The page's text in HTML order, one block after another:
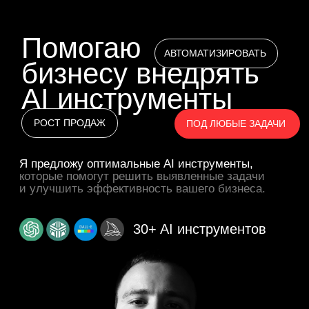
Я предложу оптимальные AI инструменты,
которые помогут решить выявленные задачи
и улучшить эффективность вашего бизнеса.
30+ AI инструментов
Помогаю
бизнесу внедрять
AI инструменты
АВТОМАТИЗИРОВАТЬ
РОСТ ПРОДАЖ ПОД ЛЮБЫЕ ЗАДАЧИ